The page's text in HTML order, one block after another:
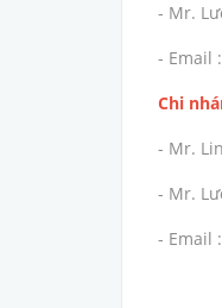
- Mr.
- Email
Chi
- Mr.
- Mr.
- Email